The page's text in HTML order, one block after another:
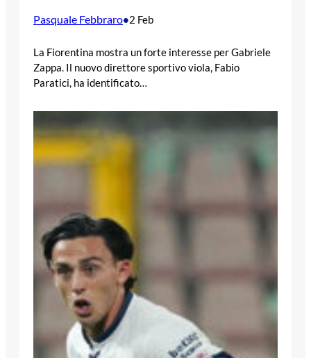
Pasquale Febbraro•2 Feb
La Fiorentina mostra un forte interesse per Gabriele
Zappa. Il nuovo direttore sportivo viola, Fabio
Paratici, ha identificato…